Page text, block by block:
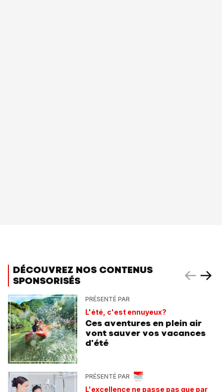
DÉCOUVREZ NOS CONTENUS
SPONSORISÉS
PRÉSENTÉ PAR
L'été, c'est ennuyeux?
Ces aventures en plein air
vont sauver vos vacances
d'été
PRÉSENTÉ PAR
L'excellence ne passe pas que par